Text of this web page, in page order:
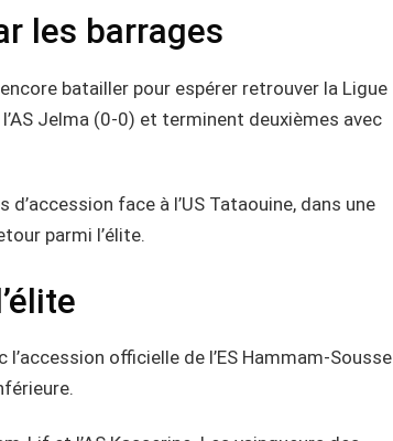
les barrages
batailler pour espérer retrouver la Ligue
Jelma (0-0) et terminent deuxièmes avec
face à l’US Tataouine, dans une
parmi l’élite.
officielle de l’ES Hammam-Sousse